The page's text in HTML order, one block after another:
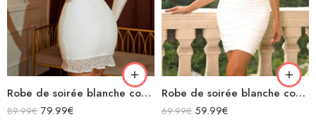
Robe de soirée blanche courte moulante à dentelles ajourée manches longues col montant dos nu
89.99€ 79.99€
Robe de soirée blanche courte moulante ajourée bretelles spaghettis
69.99€ 59.99€